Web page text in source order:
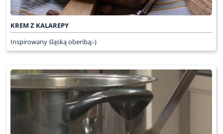
KREM Z KALAREPY
Inspirowany śląską oberibą;-)